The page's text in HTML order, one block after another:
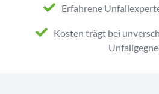
Erfahrene
Kosten trägt bei